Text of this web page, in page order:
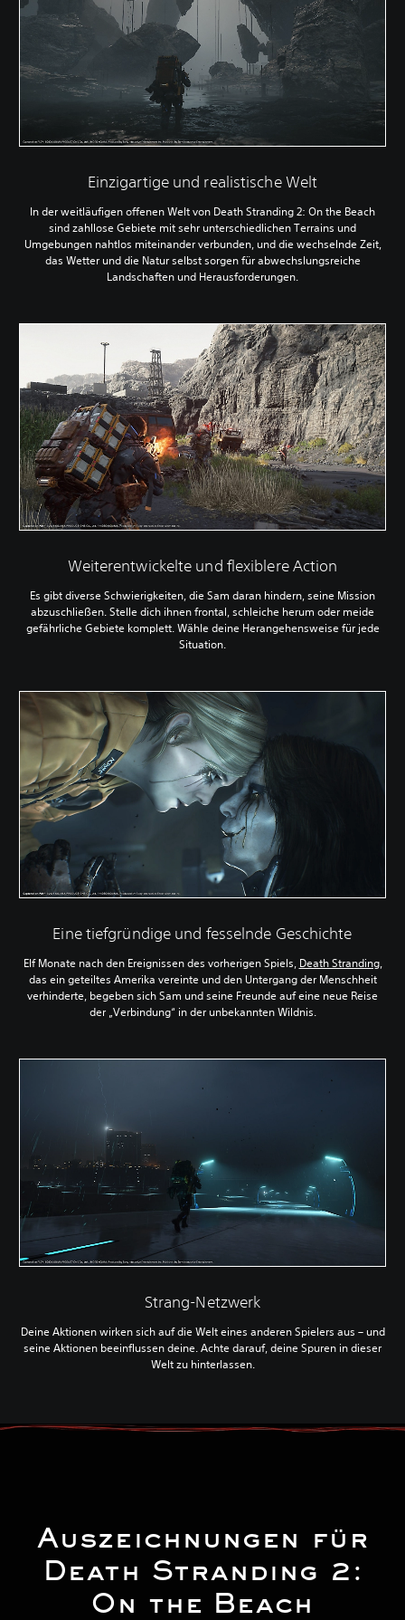
Einzigartige und realistische Welt
In der weitläufigen offenen Welt von Death Stranding 2: On the Beach
sind zahllose Gebiete mit sehr unterschiedlichen Terrains und
Umgebungen nahtlos miteinander verbunden, und die wechselnde Zeit,
das Wetter und die Natur selbst sorgen für abwechslungsreiche
Landschaften und Herausforderungen.
Weiterentwickelte und flexiblere Action
Es gibt diverse Schwierigkeiten, die Sam daran hindern, seine Mission
abzuschließen. Stelle dich ihnen frontal, schleiche herum oder meide
gefährliche Gebiete komplett. Wähle deine Herangehensweise für jede
Situation.
Eine tiefgründige und fesselnde Geschichte
Elf Monate nach den Ereignissen des vorherigen Spiels, Death Stranding,
das ein geteiltes Amerika vereinte und den Untergang der Menschheit
verhinderte, begeben sich Sam und seine Freunde auf eine neue Reise
der „Verbindung“ in der unbekannten Wildnis.
Strang-Netzwerk
Deine Aktionen wirken sich auf die Welt eines anderen Spielers aus – und
seine Aktionen beeinflussen deine. Achte darauf, deine Spuren in dieser
Welt zu hinterlassen.
Auszeichnungen für
Death Stranding 2:
On the Beach